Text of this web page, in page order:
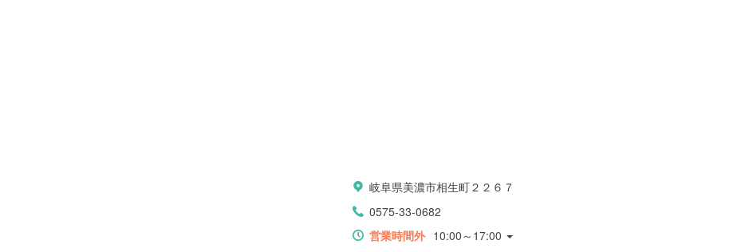
岐阜県美濃市相生町２２６７
0575-33-0682
営業時間外 10:00～17:00